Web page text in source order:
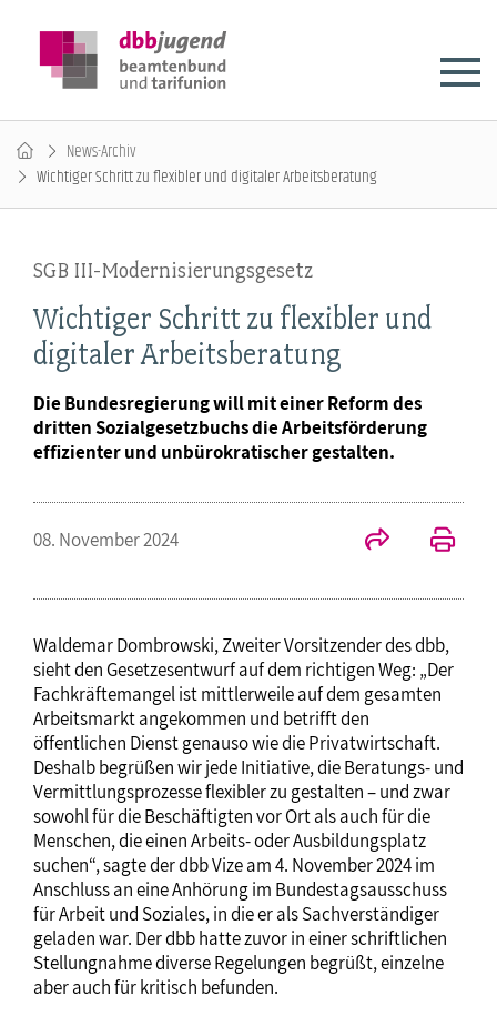
News-Archiv
Wichtiger Schritt zu flexibler und digitaler Arbeitsberatung
SGB III-Modernisierungsgesetz
Wichtiger Schritt zu flexibler und
digitaler Arbeitsberatung
Die Bundesregierung will mit einer Reform des
dritten Sozialgesetzbuchs die Arbeitsförderung
effizienter und unbürokratischer gestalten.
08. November 2024
Waldemar Dombrowski, Zweiter Vorsitzender des dbb,
sieht den Gesetzesentwurf auf dem richtigen Weg: „Der
Fachkräftemangel ist mittlerweile auf dem gesamten
Arbeitsmarkt angekommen und betrifft den
öffentlichen Dienst genauso wie die Privatwirtschaft.
Deshalb begrüßen wir jede Initiative, die Beratungs- und
Vermittlungsprozesse flexibler zu gestalten – und zwar
sowohl für die Beschäftigten vor Ort als auch für die
Menschen, die einen Arbeits- oder Ausbildungsplatz
suchen“, sagte der dbb Vize am 4. November 2024 im
Anschluss an eine Anhörung im Bundestagsausschuss
für Arbeit und Soziales, in die er als Sachverständiger
geladen war. Der dbb hatte zuvor in einer schriftlichen
Stellungnahme diverse Regelungen begrüßt, einzelne
aber auch für kritisch befunden.